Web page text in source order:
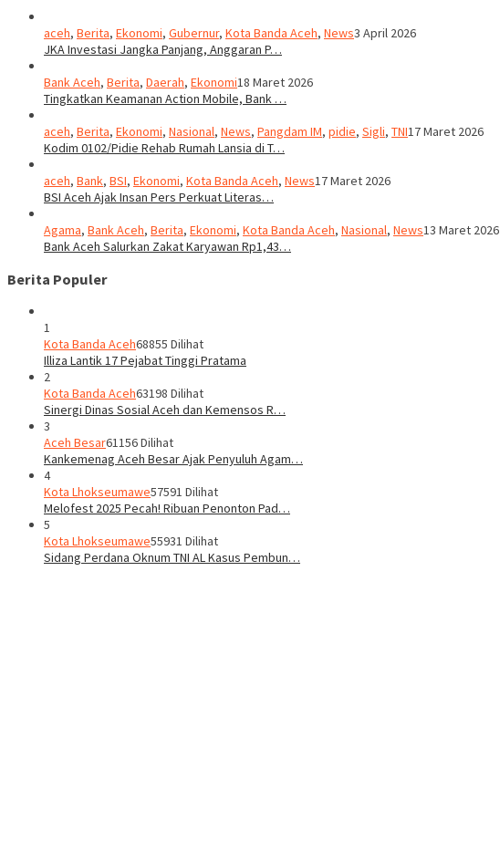
aceh, Berita, Ekonomi, Gubernur, Kota Banda Aceh, News3 April 2026
JKA Investasi Jangka Panjang, Anggaran P…
Bank Aceh, Berita, Daerah, Ekonomi18 Maret 2026
Tingkatkan Keamanan Action Mobile, Bank …
aceh, Berita, Ekonomi, Nasional, News, Pangdam IM, pidie, Sigli, TNI17 Maret 2026
Kodim 0102/Pidie Rehab Rumah Lansia di T…
aceh, Bank, BSI, Ekonomi, Kota Banda Aceh, News17 Maret 2026
BSI Aceh Ajak Insan Pers Perkuat Literas…
Agama, Bank Aceh, Berita, Ekonomi, Kota Banda Aceh, Nasional, News13 Maret 2026
Bank Aceh Salurkan Zakat Karyawan Rp1,43…
Berita Populer
1
Kota Banda Aceh68855 Dilihat
Illiza Lantik 17 Pejabat Tinggi Pratama
2
Kota Banda Aceh63198 Dilihat
Sinergi Dinas Sosial Aceh dan Kemensos R…
3
Aceh Besar61156 Dilihat
Kankemenag Aceh Besar Ajak Penyuluh Agam…
4
Kota Lhokseumawe57591 Dilihat
Melofest 2025 Pecah! Ribuan Penonton Pad…
5
Kota Lhokseumawe55931 Dilihat
Sidang Perdana Oknum TNI AL Kasus Pembun…